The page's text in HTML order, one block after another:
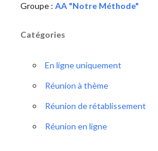
Groupe : AA "Notre Méthode"
Catégories
En ligne uniquement
Réunion à thème
Réunion de rétablissement
Réunion en ligne